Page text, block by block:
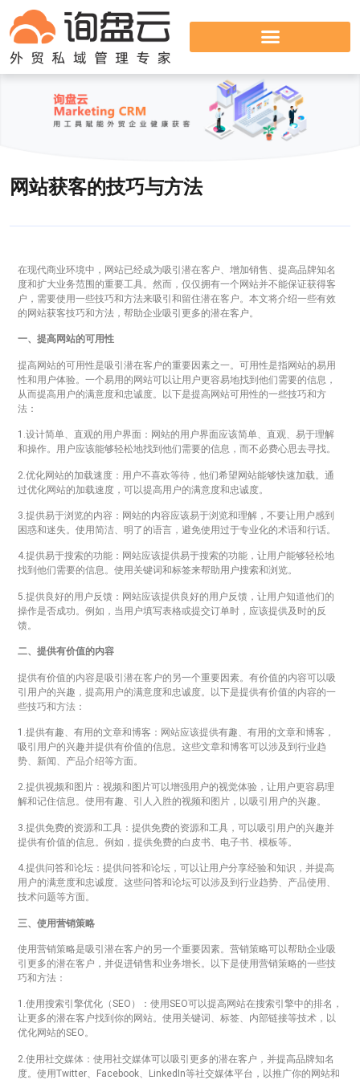
网站获客的技巧与方法
在现代商业环境中，网站已经成为吸引潜在客户、增加销售、提高品牌知名
度和扩大业务范围的重要工具。然而，仅仅拥有一个网站并不能保证获得客
户，需要使用一些技巧和方法来吸引和留住潜在客户。本文将介绍一些有效
的网站获客技巧和方法，帮助企业吸引更多的潜在客户。
一、提高网站的可用性
提高网站的可用性是吸引潜在客户的重要因素之一。可用性是指网站的易用
性和用户体验。一个易用的网站可以让用户更容易地找到他们需要的信息，
从而提高用户的满意度和忠诚度。以下是提高网站可用性的一些技巧和方
法：
1.设计简单、直观的用户界面：网站的用户界面应该简单、直观、易于理解
和操作。用户应该能够轻松地找到他们需要的信息，而不必费心思去寻找。
2.优化网站的加载速度：用户不喜欢等待，他们希望网站能够快速加载。通
过优化网站的加载速度，可以提高用户的满意度和忠诚度。
3.提供易于浏览的内容：网站的内容应该易于浏览和理解，不要让用户感到
困惑和迷失。使用简洁、明了的语言，避免使用过于专业化的术语和行话。
4.提供易于搜索的功能：网站应该提供易于搜索的功能，让用户能够轻松地
找到他们需要的信息。使用关键词和标签来帮助用户搜索和浏览。
5.提供良好的用户反馈：网站应该提供良好的用户反馈，让用户知道他们的
操作是否成功。例如，当用户填写表格或提交订单时，应该提供及时的反
馈。
二、提供有价值的内容
提供有价值的内容是吸引潜在客户的另一个重要因素。有价值的内容可以吸
引用户的兴趣，提高用户的满意度和忠诚度。以下是提供有价值的内容的一
些技巧和方法：
1.提供有趣、有用的文章和博客：网站应该提供有趣、有用的文章和博客，
吸引用户的兴趣并提供有价值的信息。这些文章和博客可以涉及到行业趋
势、新闻、产品介绍等方面。
2.提供视频和图片：视频和图片可以增强用户的视觉体验，让用户更容易理
解和记住信息。使用有趣、引人入胜的视频和图片，以吸引用户的兴趣。
3.提供免费的资源和工具：提供免费的资源和工具，可以吸引用户的兴趣并
提供有价值的信息。例如，提供免费的白皮书、电子书、模板等。
4.提供问答和论坛：提供问答和论坛，可以让用户分享经验和知识，并提高
用户的满意度和忠诚度。这些问答和论坛可以涉及到行业趋势、产品使用、
技术问题等方面。
三、使用营销策略
使用营销策略是吸引潜在客户的另一个重要因素。营销策略可以帮助企业吸
引更多的潜在客户，并促进销售和业务增长。以下是使用营销策略的一些技
巧和方法：
1.使用搜索引擎优化（SEO）：使用SEO可以提高网站在搜索引擎中的排名，
让更多的潜在客户找到你的网站。使用关键词、标签、内部链接等技术，以
优化网站的SEO。
2.使用社交媒体：使用社交媒体可以吸引更多的潜在客户，并提高品牌知名
度。使用Twitter、Facebook、LinkedIn等社交媒体平台，以推广你的网站和